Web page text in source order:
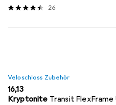
26
Veloschloss Zubehör
EUR
16,13
Kryptonite Transit